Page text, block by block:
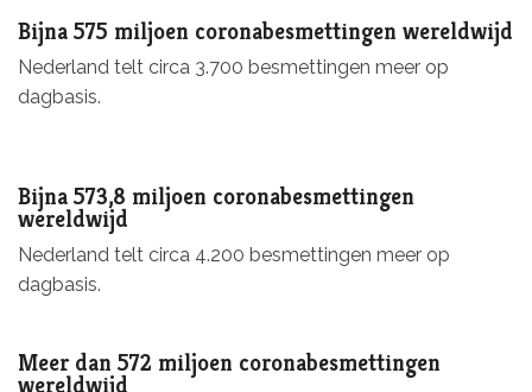
Bijna 575 miljoen coronabesmettingen wereldwijd
Nederland telt circa 3.700 besmettingen meer op
dagbasis.
Bijna 573,8 miljoen coronabesmettingen
wereldwijd
Nederland telt circa 4.200 besmettingen meer op
dagbasis.
Meer dan 572 miljoen coronabesmettingen
wereldwijd